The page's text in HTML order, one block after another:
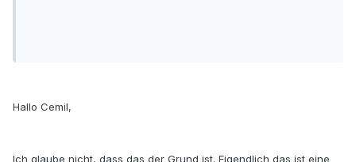
Hallo Cemil,
Ich glaube nicht, dass das der Grund ist. Eigendlich das ist eine